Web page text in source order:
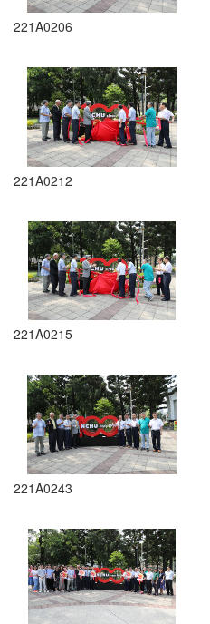
221A0206
221A0212
221A0215
221A0243